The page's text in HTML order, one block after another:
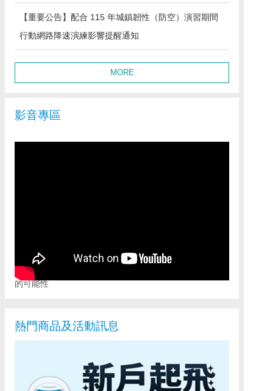
【重要公告】配合 115 年城鎮韌性（防空）演習期間
行動網路降速演練影響提醒通知
MORE
影音專區
富邦證券全新APP「富邦AI PRO」，重新定義行動投資
的可能性
熱門商品及活動訊息